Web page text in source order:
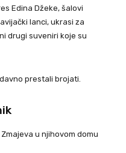
Edina Džeke, šalovi
lanci, ukrasi za
drugi suveniri koje su
prestali brojati.
u njihovom domu